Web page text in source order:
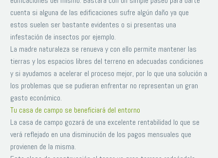
ENRIQUE BERMÚDEZ
Estoy satisfecho de mi inversión creo
que sera divertido e interesante
crecer junto con mi terreno pues
tiene excelente plusvalía y se puede
vivir en absoluta paz CONCORDIA
CON LA NATURALEZA.
mrking mrking giriş
kingroyal kingroyal giriş kingroyal güncel
madridbet girişmadridbet güncel madridbet madridbet giriş
madridbet güncelmeritkingmeritking giriş meritking güncel
meritking adres
cuenta si alguna de las edificaciones sufre algún daño ya que
estos suelen ser bastante evidentes o si presentas una
infestación de insectos por ejemplo.
La madre naturaleza se renueva y con ello permite mantener las
tierras y los espacios libres del terreno en adecuadas condiciones
y si ayudamos a acelerar el proceso mejor, por lo que una solución a
los problemas que se pudieran enfrentar no representan un gran
gasto económico.
Tu casa de campo se beneficiará del entorno
La casa de campo gozará de una excelente rentabilidad lo que se
verá reflejado en una disminución de los pagos mensuales que
provienen de la misma.